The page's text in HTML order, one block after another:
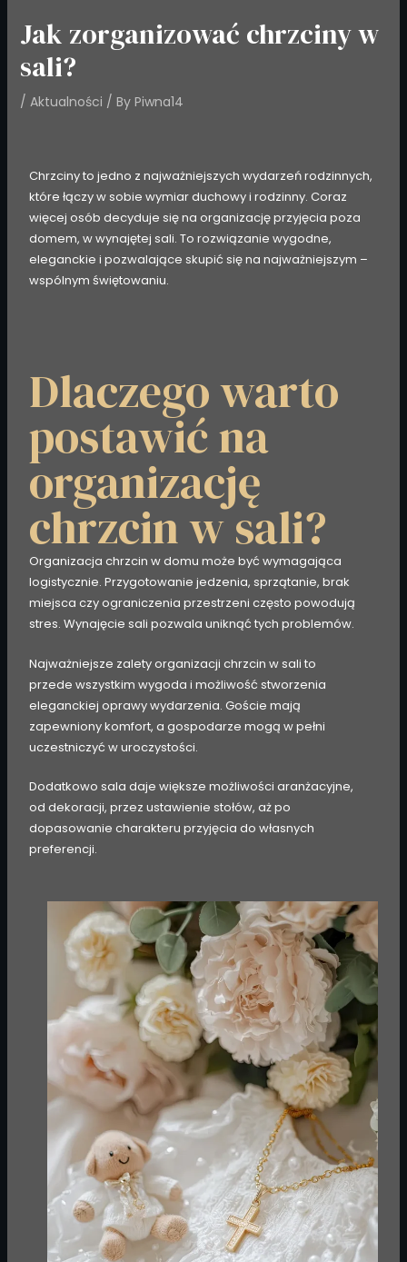
Jak zorganizować chrzciny w
sali?
/ Aktualności / By Piwna14
Chrzciny to jedno z najważniejszych wydarzeń rodzinnych,
które łączy w sobie wymiar duchowy i rodzinny. Coraz
więcej osób decyduje się na organizację przyjęcia poza
domem, w wynajętej sali. To rozwiązanie wygodne,
eleganckie i pozwalające skupić się na najważniejszym –
wspólnym świętowaniu.
Dlaczego warto
postawić na
organizację
chrzcin w sali?
Organizacja chrzcin w domu może być wymagająca
logistycznie. Przygotowanie jedzenia, sprzątanie, brak
miejsca czy ograniczenia przestrzeni często powodują
stres. Wynajęcie sali pozwala uniknąć tych problemów.
Najważniejsze zalety organizacji chrzcin w sali to
przede wszystkim wygoda i możliwość stworzenia
eleganckiej oprawy wydarzenia. Goście mają
zapewniony komfort, a gospodarze mogą w pełni
uczestniczyć w uroczystości.
Dodatkowo sala daje większe możliwości aranżacyjne,
od dekoracji, przez ustawienie stołów, aż po
dopasowanie charakteru przyjęcia do własnych
preferencji.